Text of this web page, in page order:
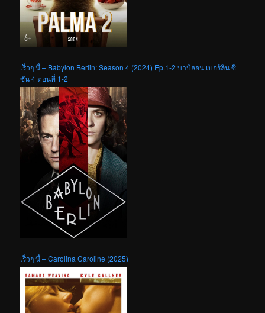
เร็วๆ นี้ – Babylon Berlin: Season 4 (2024) Ep.1-2 บาบิลอน เบอร์ลิน ซี
ซัน 4 ตอนที่ 1-2
เร็วๆ นี้ – Carolina Caroline (2025)